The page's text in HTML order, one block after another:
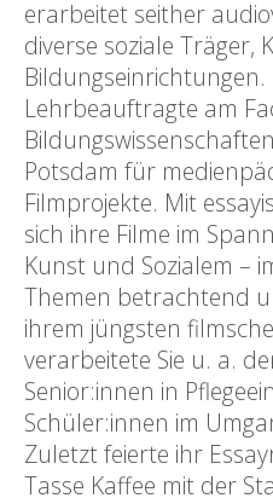
erarbeitet seither
diverse soziale Träger,
Lehrbeauftragte am
Potsdam für
Filmprojekte. Mit
sich ihre Filme im
Kunst und Sozialem –
Themen betrachtend
ihrem jüngsten
verarbeitete Sie u. a.
Senior:innen in
Schüler:innen im
Zuletzt feierte ihr
Tasse Kaffee mit der